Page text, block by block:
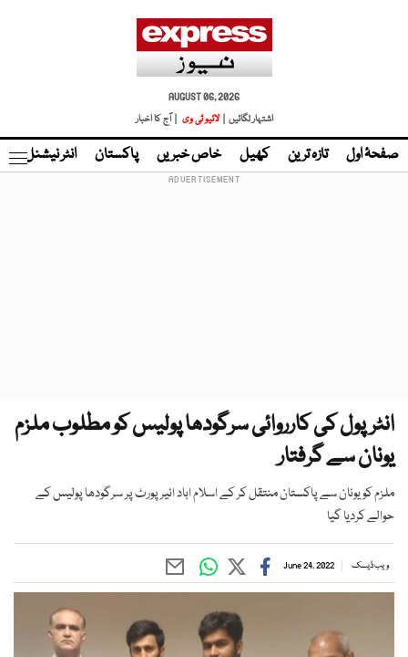
AUGUST 06, 2026
اشتہار لگائیں |
لائیو ٹی وی | آج کا اخبار
صفحۂ اول تازہ ترین کھیل خاص خبریں پاکستان انٹر نیشنل
انٹرپول کی کارروائی سرگودھا پولیس کو مطلوب ملزم
یونان سے گرفتار
ملزم کو یونان سے پاکستان منتقل کر کے اسلام اباد ائیرپورٹ پر سرگودھا پولیس کے
حوالے کردیا گیا
ویب ڈیسک June 24, 2022